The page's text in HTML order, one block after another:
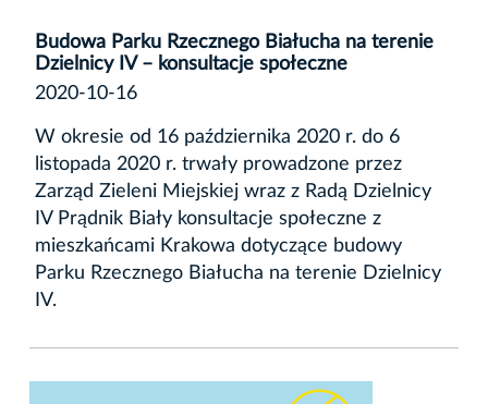
Budowa Parku Rzecznego Białucha na terenie
Dzielnicy IV – konsultacje społeczne
2020-10-16
W okresie od 16 października 2020 r. do 6
listopada 2020 r. trwały prowadzone przez
Zarząd Zieleni Miejskiej wraz z Radą Dzielnicy
IV Prądnik Biały konsultacje społeczne z
mieszkańcami Krakowa dotyczące budowy
Parku Rzecznego Białucha na terenie Dzielnicy
IV.